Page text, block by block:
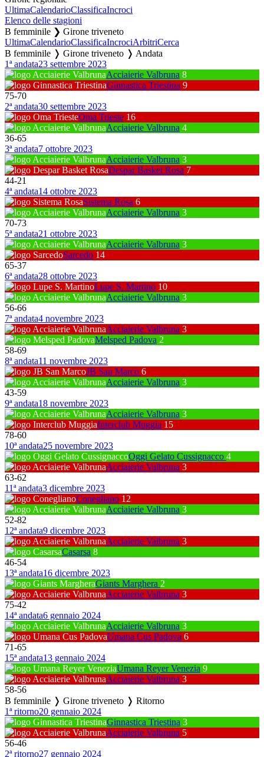
UltimaCalendarioClassificaIncroci
Elenco delle stagioni
B femminile ❯ Girone triveneto
UltimaCalendarioClassificaIncrociArbitriCerca
B femminile ❭ Girone triveneto ❭ Andata
1ª andata23 settembre 2023
Acciaierie Valbruna 8
Ginnastica Triestina 9
75-70
2ª andata30 settembre 2023
Oma Trieste 16
Acciaierie Valbruna 4
36-65
3ª andata7 ottobre 2023
Acciaierie Valbruna 3
Despar Basket Rosa 7
44-21
4ª andata14 ottobre 2023
Sistema Rosa 6
Acciaierie Valbruna 3
70-73
5ª andata21 ottobre 2023
Acciaierie Valbruna 3
Sarcedo 14
65-37
6ª andata28 ottobre 2023
Lupe S. Martino 10
Acciaierie Valbruna 3
56-66
7ª andata4 novembre 2023
Acciaierie Valbruna 3
Melsped Padova 2
58-69
8ª andata11 novembre 2023
JB San Marco 6
Acciaierie Valbruna 3
43-59
9ª andata18 novembre 2023
Acciaierie Valbruna 3
Interclub Muggia 15
78-60
10ª andata25 novembre 2023
Oggi Gelato Cussignacco 4
Acciaierie Valbruna 3
63-62
11ª andata3 dicembre 2023
Conegliano 12
Acciaierie Valbruna 3
52-82
12ª andata9 dicembre 2023
Acciaierie Valbruna 3
Casarsa 8
46-54
13ª andata16 dicembre 2023
Giants Marghera 2
Acciaierie Valbruna 3
75-42
14ª andata6 gennaio 2024
Acciaierie Valbruna 3
Umana Cus Padova 6
71-65
15ª andata13 gennaio 2024
Umana Reyer Venezia 9
Acciaierie Valbruna 3
58-56
B femminile ❭ Girone triveneto ❭ Ritorno
1ª ritorno20 gennaio 2024
Ginnastica Triestina 3
Acciaierie Valbruna 5
56-46
2ª ritorno27 gennaio 2024